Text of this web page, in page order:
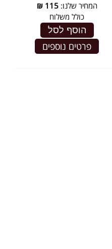
המחיר שלנו:115
₪
כולל משלוח
הוסף לסל
פרטים נוספים